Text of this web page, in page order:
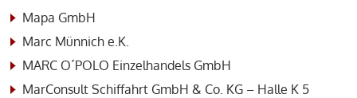
Mapa GmbH
Marc Münnich e.K.
MARC O´POLO Einzelhandels GmbH
MarConsult Schiffahrt GmbH & Co. KG – Halle K 5